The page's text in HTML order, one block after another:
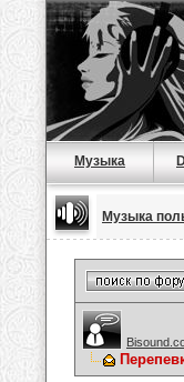
Музыка
Музыка